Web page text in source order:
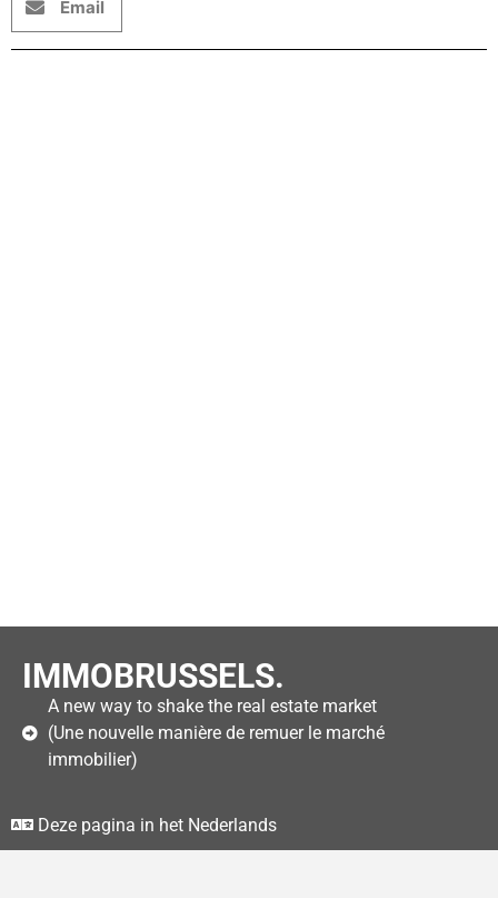
Email
IMMOBRUSSELS.
A new way to shake the real estate market
(Une nouvelle manière de remuer le marché
immobilier)
Deze pagina in het Nederlands